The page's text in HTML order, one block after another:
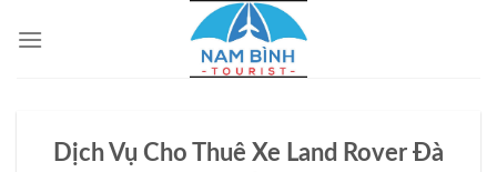
qua
Dịch Vụ Cho Thuê Xe Land Rover Đà